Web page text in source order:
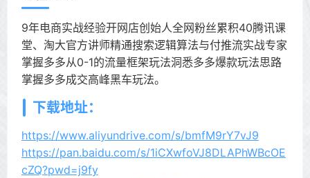
9年电商实战经验开网店创始人全网粉丝累积40腾讯课
堂、淘大官方讲师精通搜索逻辑算法与付推流实战专家
掌握多多从0-1的流量框架玩法洞悉多多爆款玩法思路
掌握多多成交高峰黑车玩法。
下载地址：
https://www.aliyundrive.com/s/bmfM9rY7vJ9
https://pan.baidu.com/s/1iCXwfoVJ8DLAPhWBcOE
cZQ?pwd=j9fy